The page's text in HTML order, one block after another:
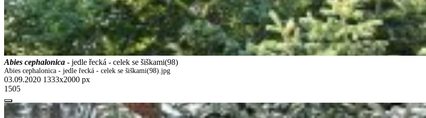
Abies cephalonica - jedle řecká - celek se šiškami(98)
Abies cephalonica - jedle řecká - celek se šiškami(98).jpg
03.09.2020 1333x2000 px
1505